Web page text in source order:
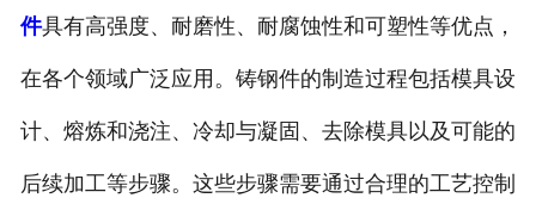
生产能力
联系我们
件具有高强度、耐磨性、耐腐蚀性和可塑性等优点，
在各个领域广泛应用。铸钢件的制造过程包括模具设
计、熔炼和浇注、冷却与凝固、去除模具以及可能的
后续加工等步骤。这些步骤需要通过合理的工艺控制